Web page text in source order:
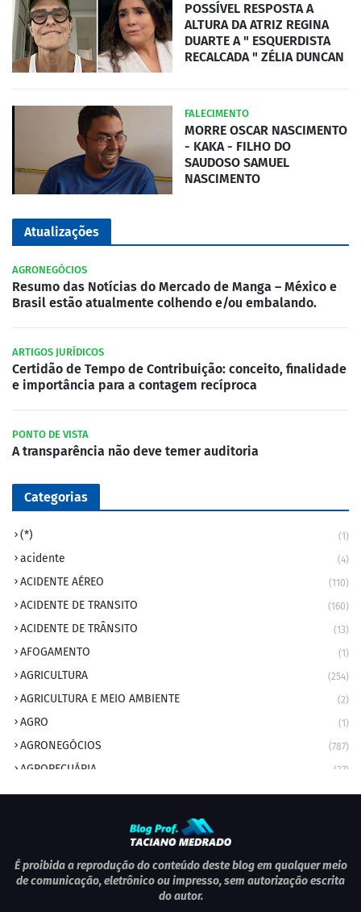
POSSÍVEL RESPOSTA A
ALTURA DA ATRIZ REGINA
DUARTE A " ESQUERDISTA
RECALCADA " ZÉLIA DUNCAN
FALECIMENTO
MORRE OSCAR NASCIMENTO
- KAKA - FILHO DO
SAUDOSO SAMUEL
NASCIMENTO
Atualizações
AGRONEGÓCIOS
Resumo das Notícias do Mercado de Manga – México e
Brasil estão atualmente colhendo e/ou embalando.
ARTIGOS JURÍDICOS
Certidão de Tempo de Contribuição: conceito, finalidade
e importância para a contagem recíproca
PONTO DE VISTA
A transparência não deve temer auditoria
Categorias
(*) (1)
acidente (4)
ACIDENTE AÉREO (110)
ACIDENTE DE TRANSITO (160)
ACIDENTE DE TRÂNSITO (13)
AFOGAMENTO (1)
AGRICULTURA (254)
AGRICULTURA E MEIO AMBIENTE (2)
AGRO (1)
AGRONEGÓCIOS (787)
AGROPECUÁRIA (37)
AMBIENTE (9)
ANIVERSÁRIO DA CIDADE
ANIVERSÁRIOS (1)
APEXBRASIL (1)
É proibida a reprodução do conteúdo deste blog em qualquer meio
de comunicação, eletrônico ou impresso, sem autorização escrita
do autor.